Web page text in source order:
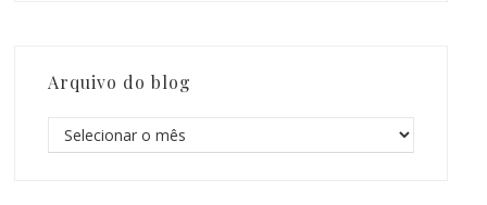
Arquivo do blog